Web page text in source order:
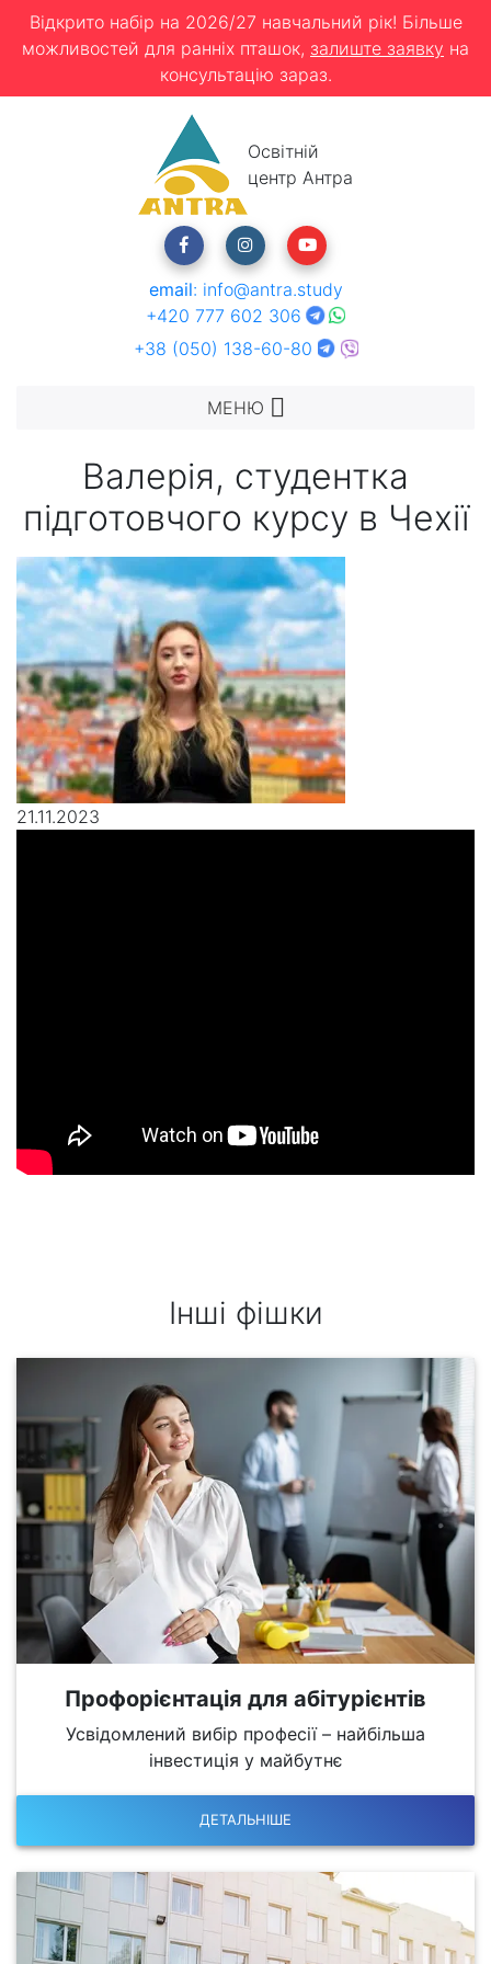
Відкрито набір на 2026/27 навчальний рік! Більше
можливостей для ранніх пташок, залиште заявку на
консультацію зараз.
Освітній
центр Антра
email: info@antra.study
+420 777 602 306
+38 (050) 138-60-80
МЕНЮ
Валерія, студентка
підготовчого курсу в Чехії
21.11.2023
Інші фішки
Профорієнтація для абітурієнтів
Усвідомлений вибір професії – найбільша
інвестиція у майбутнє
ДЕТАЛЬНІШЕ